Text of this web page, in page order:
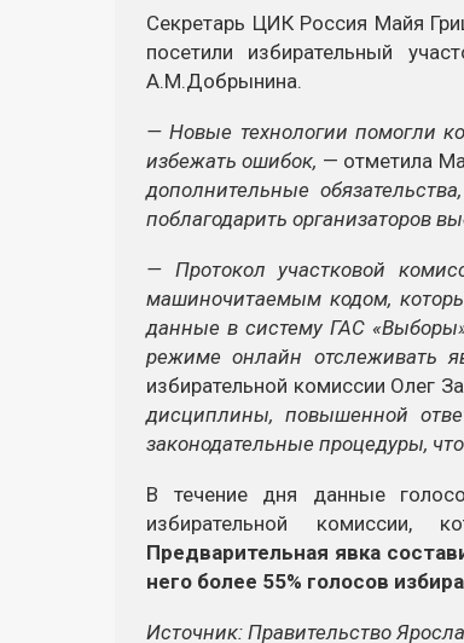
Секретарь ЦИК Россия Майя
посетили избирательный
А.М.Добрынина.
— Новые технологии помогли
избежать ошибок, — отметила
дополнительные
поблагодарить организаторов
— Протокол участковой
машиночитаемым кодом,
данные в систему ГАС
режиме онлайн отслеживать
избирательной комиссии Олег
дисциплины, повышенной
законодательные процедуры,
В течение дня данные
избирательной комиссии,
Предварительная явка
него более 55% голосов
Источник: Правительство